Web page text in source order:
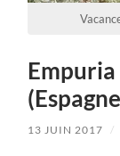
13 JUIN 2017 /